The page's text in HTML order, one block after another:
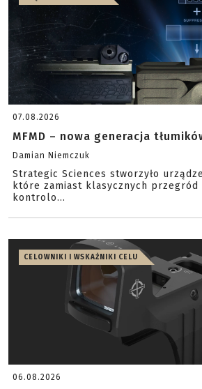
07.08.2026
MFMD – nowa generacja
Damian Niemczuk
Strategic Sciences stworzyło
które zamiast klasycznych przegród
kontrolo...
CELOWNIKI I WSKAŹNIKI CELU
06.08.2026